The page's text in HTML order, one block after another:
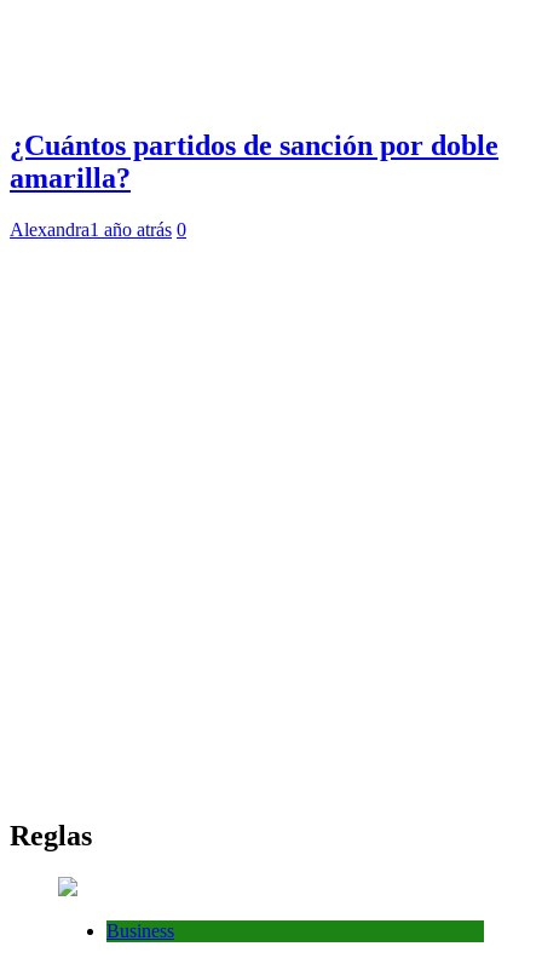
¿Cuántos partidos de sanción por doble
amarilla?
Alexandra1 año atrás 0
Reglas
Business